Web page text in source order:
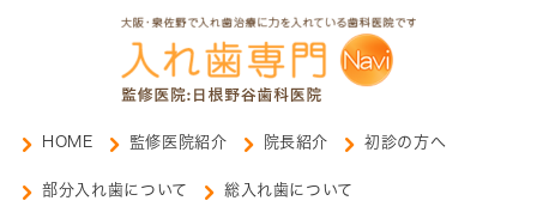
HOME 監修医院紹介 院長紹介 初診の方へ
部分入れ歯について 総入れ歯について